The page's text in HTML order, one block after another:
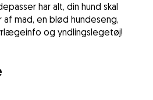
har alt, din hund skal
af mad, en blød hundeseng,
og yndlingslegetøj!